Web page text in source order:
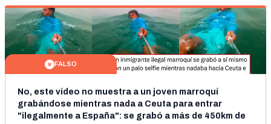
FALSO
No, este vídeo no muestra a un joven marroquí
grabándose mientras nada a Ceuta para entrar
"ilegalmente a España": se grabó a más de 450km de